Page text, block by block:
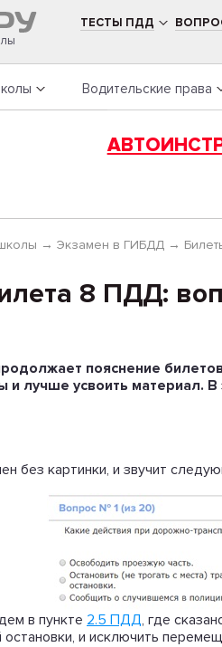
ТЕСТЫ ПДД
Водительские права
→ Экзамен в ГИБДД →
8 ПДД:
пояснение
и лучше усвоить материал.
без картинки, и звучит
в пункте 2.5 ПДД, где
остановки, и исключить